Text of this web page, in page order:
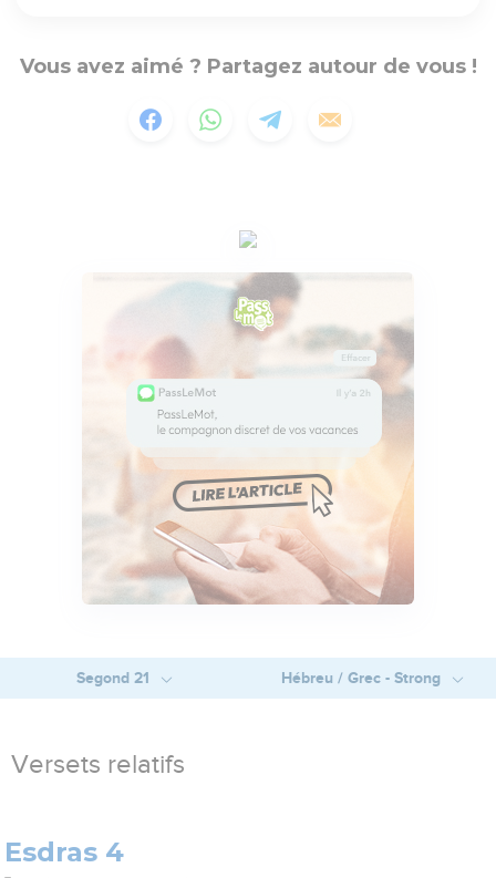
Vous avez aimé ? Partagez autour de vous !
Segond 21 Hébreu / Grec - Strong
Versets relatifs
Esdras 4